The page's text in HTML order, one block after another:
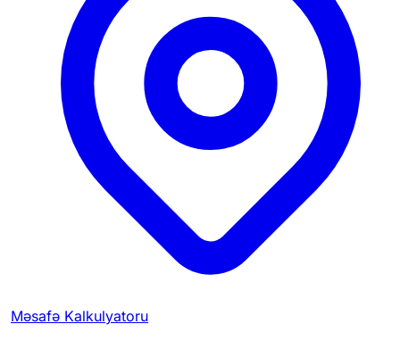
Məsafə Kalkulyatoru